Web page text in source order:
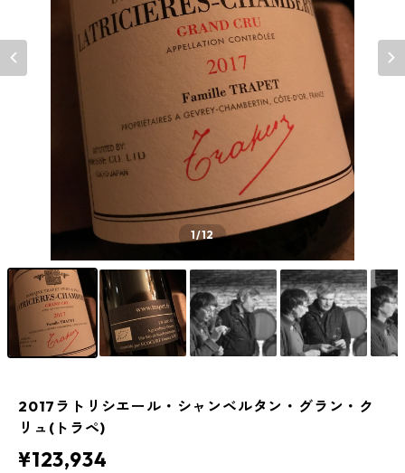
1/12
2017ラトリシエール・シャンベルタン・グラン・ク
リュ(トラペ)
¥123,934